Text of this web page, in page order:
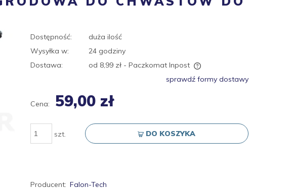
Dostępność:
duża ilość
Wysyłka w:
24 godziny
Dostawa:
od 8,99 zł - Paczkomat Inpost
płatności
sprawdź formy dostawy
Cena: 59,00 zł
szt. DO KOSZYKA
Producent: Falon-Tech